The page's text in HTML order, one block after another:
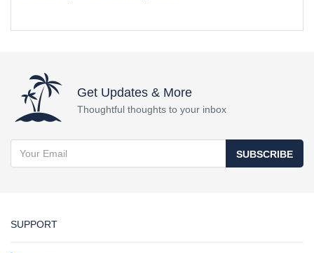
Get Updates & More
Thoughtful thoughts to your inbox
SUBSCRIBE
SUPPORT